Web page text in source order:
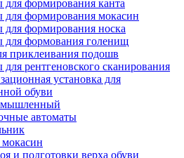
формирования канта
формирования мокасин
формирования носка
формования голенищ
приклеивания подошв
рентгеновского сканирования
установка для
обуви
автоматы
и подготовки верха обуви